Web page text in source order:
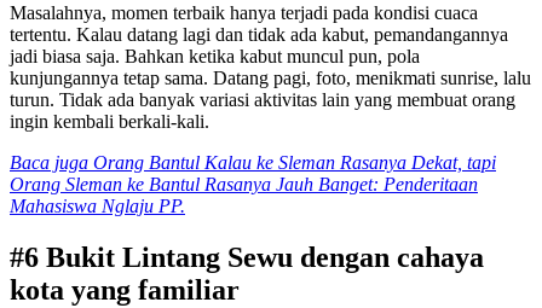
Masalahnya, momen terbaik hanya terjadi pada kondisi cuaca
tertentu. Kalau datang lagi dan tidak ada kabut, pemandangannya
jadi biasa saja. Bahkan ketika kabut muncul pun, pola
kunjungannya tetap sama. Datang pagi, foto, menikmati sunrise, lalu
turun. Tidak ada banyak variasi aktivitas lain yang membuat orang
ingin kembali berkali-kali.
Baca juga Orang Bantul Kalau ke Sleman Rasanya Dekat, tapi
Orang Sleman ke Bantul Rasanya Jauh Banget: Penderitaan
Mahasiswa Nglaju PP.
#6 Bukit Lintang Sewu dengan cahaya
kota yang familiar